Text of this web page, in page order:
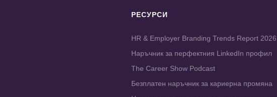
РЕСУРСИ
HR & Employer Branding Trends Report 2026
Наръчник за перфектния LinkedIn профил
The Career Show Podcast
Безплатен наръчник за кариерна промяна